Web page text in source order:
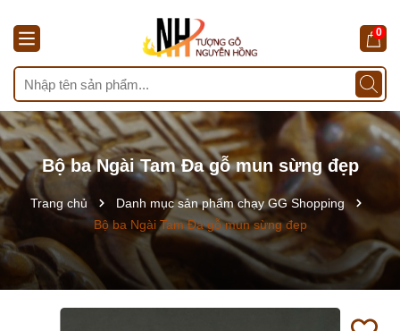
0
Bộ ba Ngài Tam Đa gỗ mun sừng đẹp
Trang chủ
Danh mục sản phẩm chạy GG Shopping
Bộ ba Ngài Tam Đa gỗ mun sừng đẹp